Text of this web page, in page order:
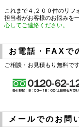
これまで４,２００件のリフ
担当者がお客様のお悩みを
心してご連絡ください。
お電話・FAXで
ご相談・お見積もり無料で
メールでのお問